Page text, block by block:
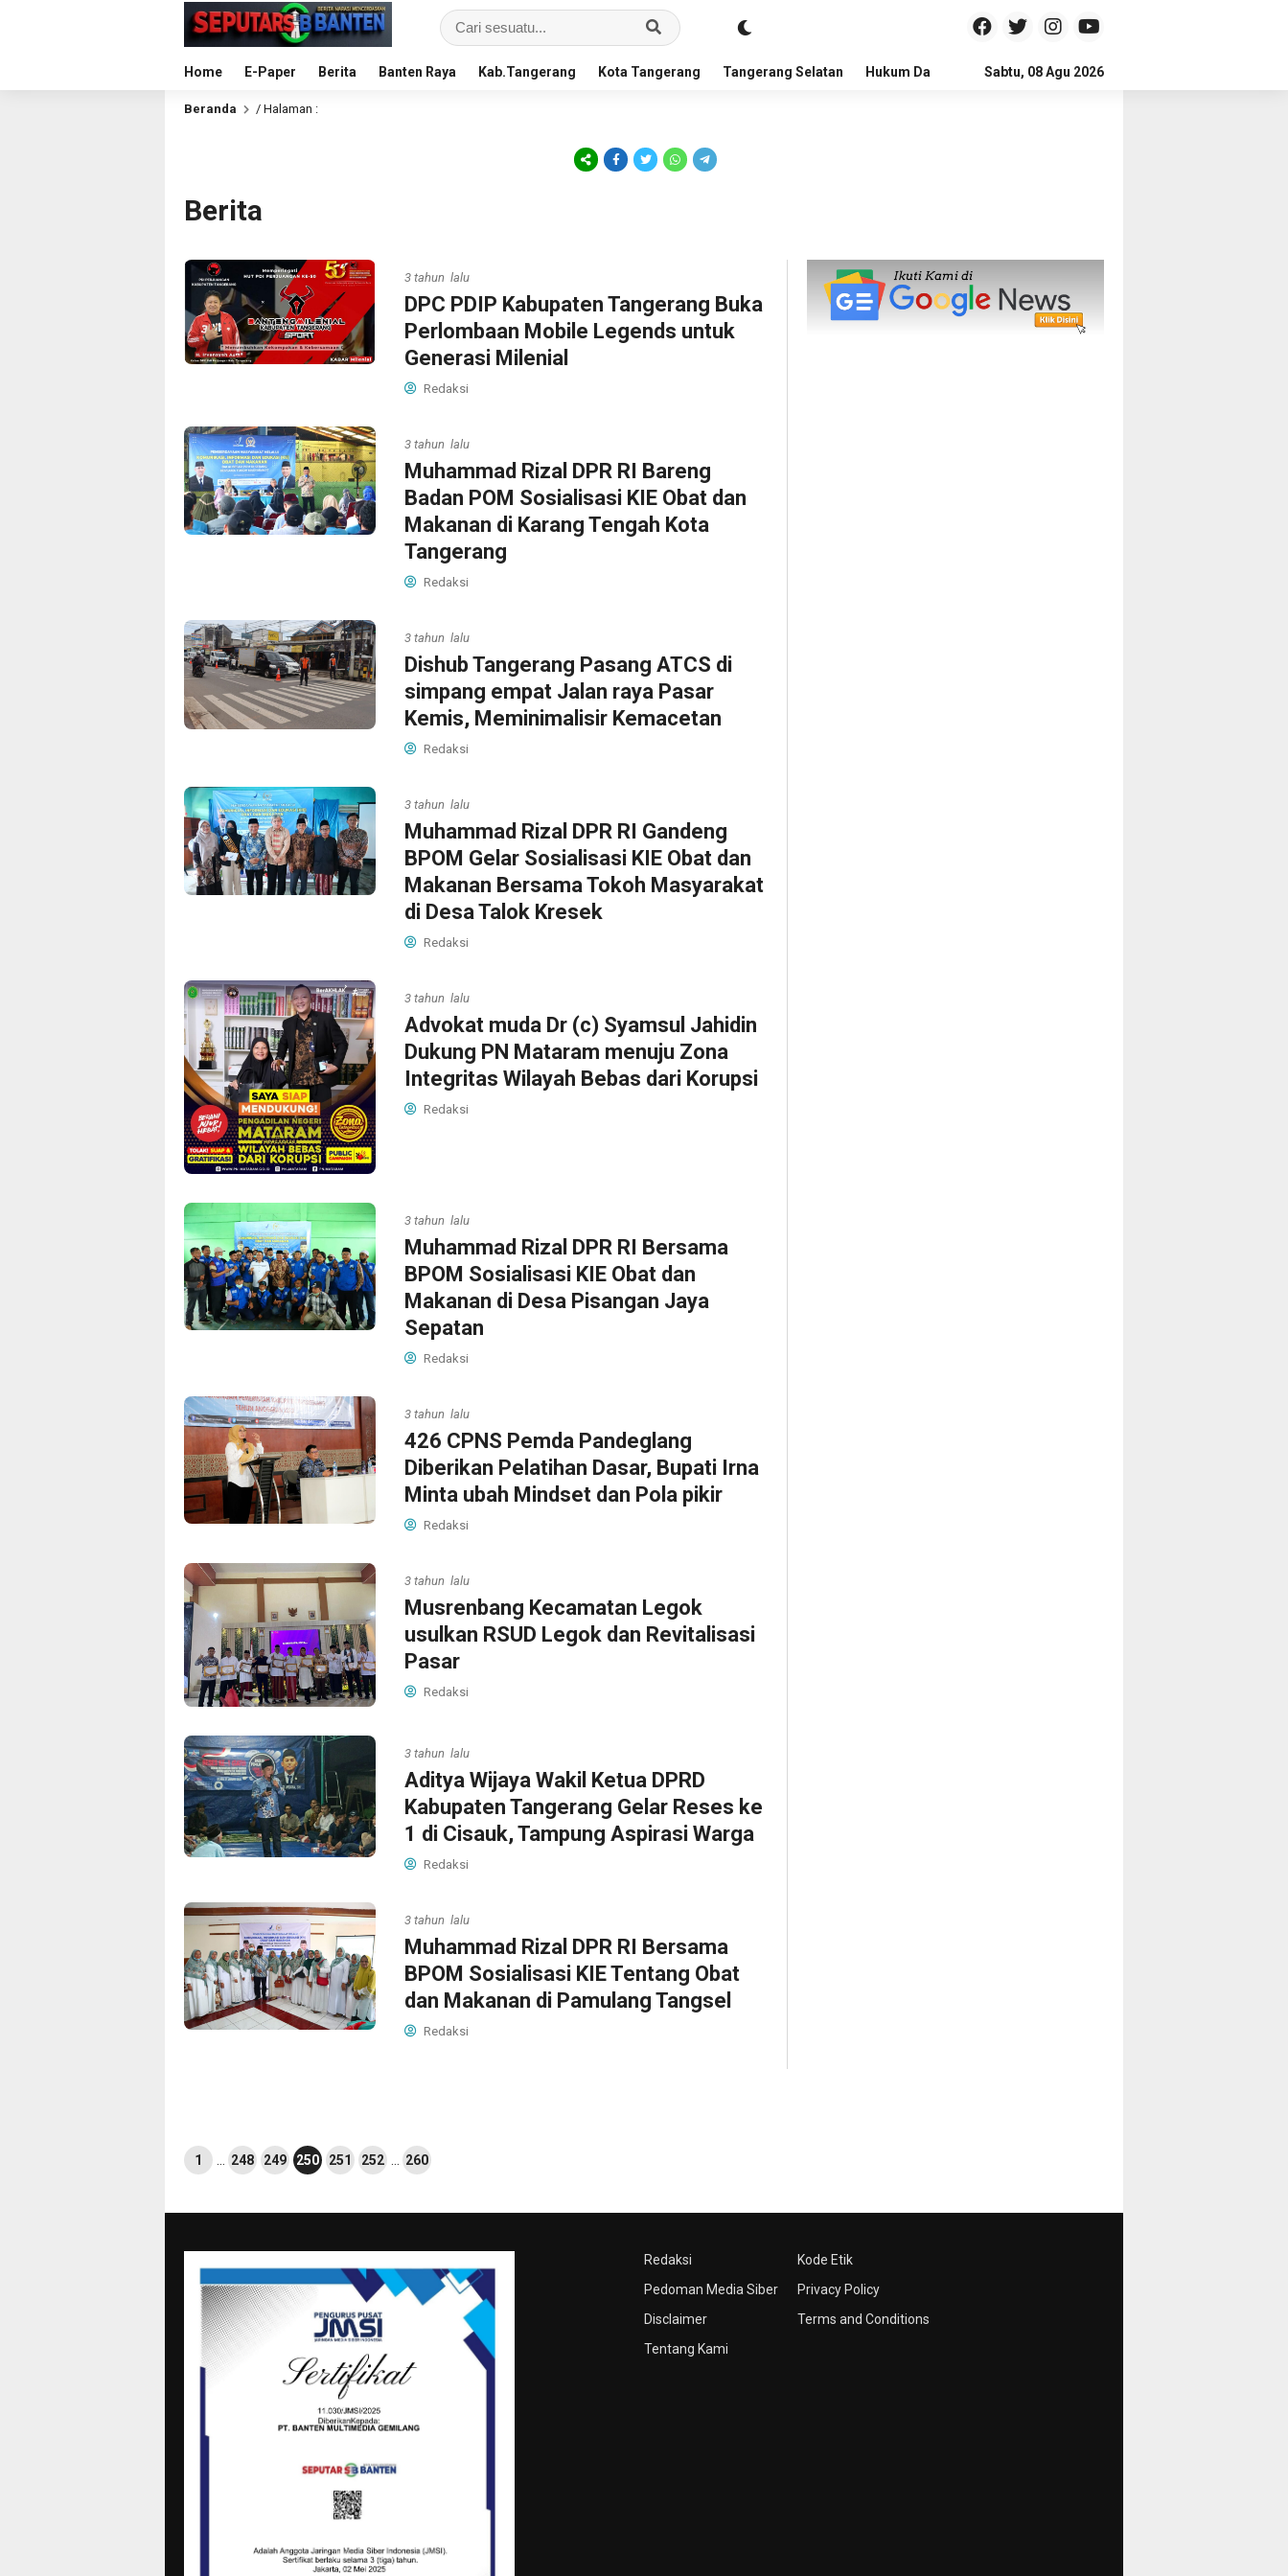
Home E-Paper Berita Banten Raya Kab.Tangerang Kota Tangerang Tangerang Selatan Hukum Dan Kriminal Politik Pendidikan
Sabtu, 08 Agu 2026
Beranda / Halaman :
Berita
3 tahun lalu
DPC PDIP Kabupaten Tangerang Buka
Perlombaan Mobile Legends untuk
Generasi Milenial
Redaksi
3 tahun lalu
Muhammad Rizal DPR RI Bareng
Badan POM Sosialisasi KIE Obat dan
Makanan di Karang Tengah Kota
Tangerang
Redaksi
3 tahun lalu
Dishub Tangerang Pasang ATCS di
simpang empat Jalan raya Pasar
Kemis, Meminimalisir Kemacetan
Redaksi
3 tahun lalu
Muhammad Rizal DPR RI Gandeng
BPOM Gelar Sosialisasi KIE Obat dan
Makanan Bersama Tokoh Masyarakat
di Desa Talok Kresek
Redaksi
3 tahun lalu
Advokat muda Dr (c) Syamsul Jahidin
Dukung PN Mataram menuju Zona
Integritas Wilayah Bebas dari Korupsi
Redaksi
3 tahun lalu
Muhammad Rizal DPR RI Bersama
BPOM Sosialisasi KIE Obat dan
Makanan di Desa Pisangan Jaya
Sepatan
Redaksi
3 tahun lalu
426 CPNS Pemda Pandeglang
Diberikan Pelatihan Dasar, Bupati Irna
Minta ubah Mindset dan Pola pikir
Redaksi
3 tahun lalu
Musrenbang Kecamatan Legok
usulkan RSUD Legok dan Revitalisasi
Pasar
Redaksi
3 tahun lalu
Aditya Wijaya Wakil Ketua DPRD
Kabupaten Tangerang Gelar Reses ke
1 di Cisauk, Tampung Aspirasi Warga
Redaksi
3 tahun lalu
Muhammad Rizal DPR RI Bersama
BPOM Sosialisasi KIE Tentang Obat
dan Makanan di Pamulang Tangsel
Redaksi
1 248 249 250 251 252 260
Redaksi
Pedoman Media Siber
Disclaimer
Tentang Kami
Kode Etik
Privacy Policy
Terms and Conditions